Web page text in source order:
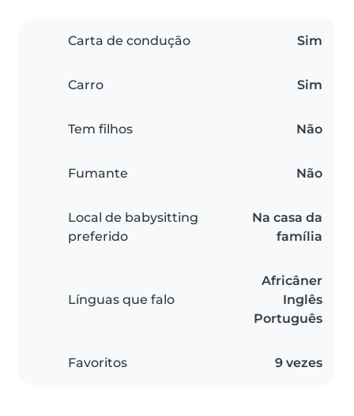
Carta de condução Sim
Carro Sim
Tem filhos Não
Fumante Não
Local de babysitting
preferido
Na casa da
família
Línguas que falo
Africâner
Inglês
Português
Favoritos 9 vezes